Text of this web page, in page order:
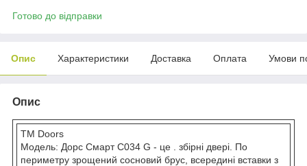
Готово до відправки
Опис Характеристики Доставка Оплата Умови
Опис
ТМ Doors
Модель: Дорс Смарт С034 G - це . збірні двері. По
периметру зрощений сосновий брус, всередині вставки з